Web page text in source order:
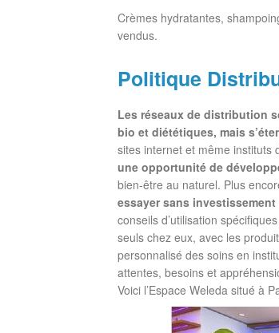
Crèmes hydratantes,
vendus.
Politique
Les réseaux de distribution
bio et diététiques, mais
sites internet et même instituts
une opportunité de
bien-être au naturel. Plus
essayer sans
conseils d’utilisation
seuls chez eux, avec les
personnalisé des soins en
attentes, besoins et
Voici l’Espace Weleda situé à